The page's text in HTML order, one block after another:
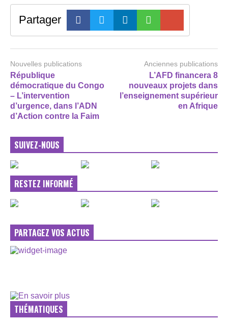
Partager
Nouvelles publications
République
démocratique du Congo
– L’intervention
d’urgence, dans l’ADN
d’Action contre la Faim
Anciennes publications
L’AFD financera 8
nouveaux projets dans
l’enseignement supérieur
en Afrique
SUIVEZ-NOUS
RESTEZ INFORMÉ
PARTAGEZ VOS ACTUS
THÉMATIQUES